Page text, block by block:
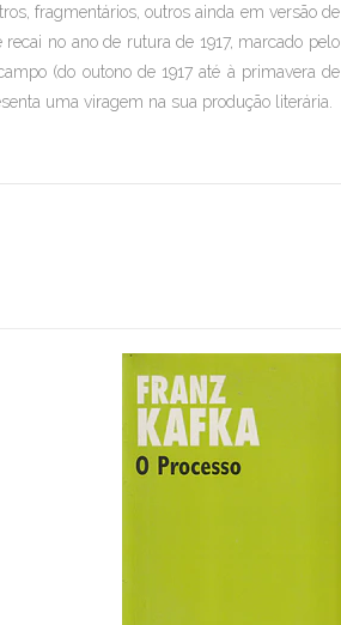
fragmentários, outros ainda em versão de
no ano de rutura de 1917, marcado pelo
(do outono de 1917 até à primavera de
uma viragem na sua produção literária.